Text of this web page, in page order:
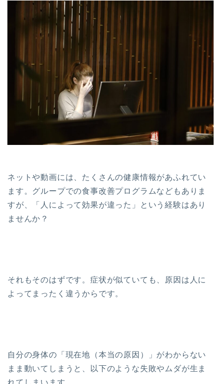
ネットや動画には、たくさんの健康情報があふれてい
ます。グループでの食事改善プログラムなどもありま
すが、「人によって効果が違った」という経験はあり
ませんか？
それもそのはずです。症状が似ていても、原因は人に
よってまったく違うからです。
自分の身体の「現在地（本当の原因）」がわからない
まま動いてしまうと、以下のような失敗やムダが生ま
れてしまいます。